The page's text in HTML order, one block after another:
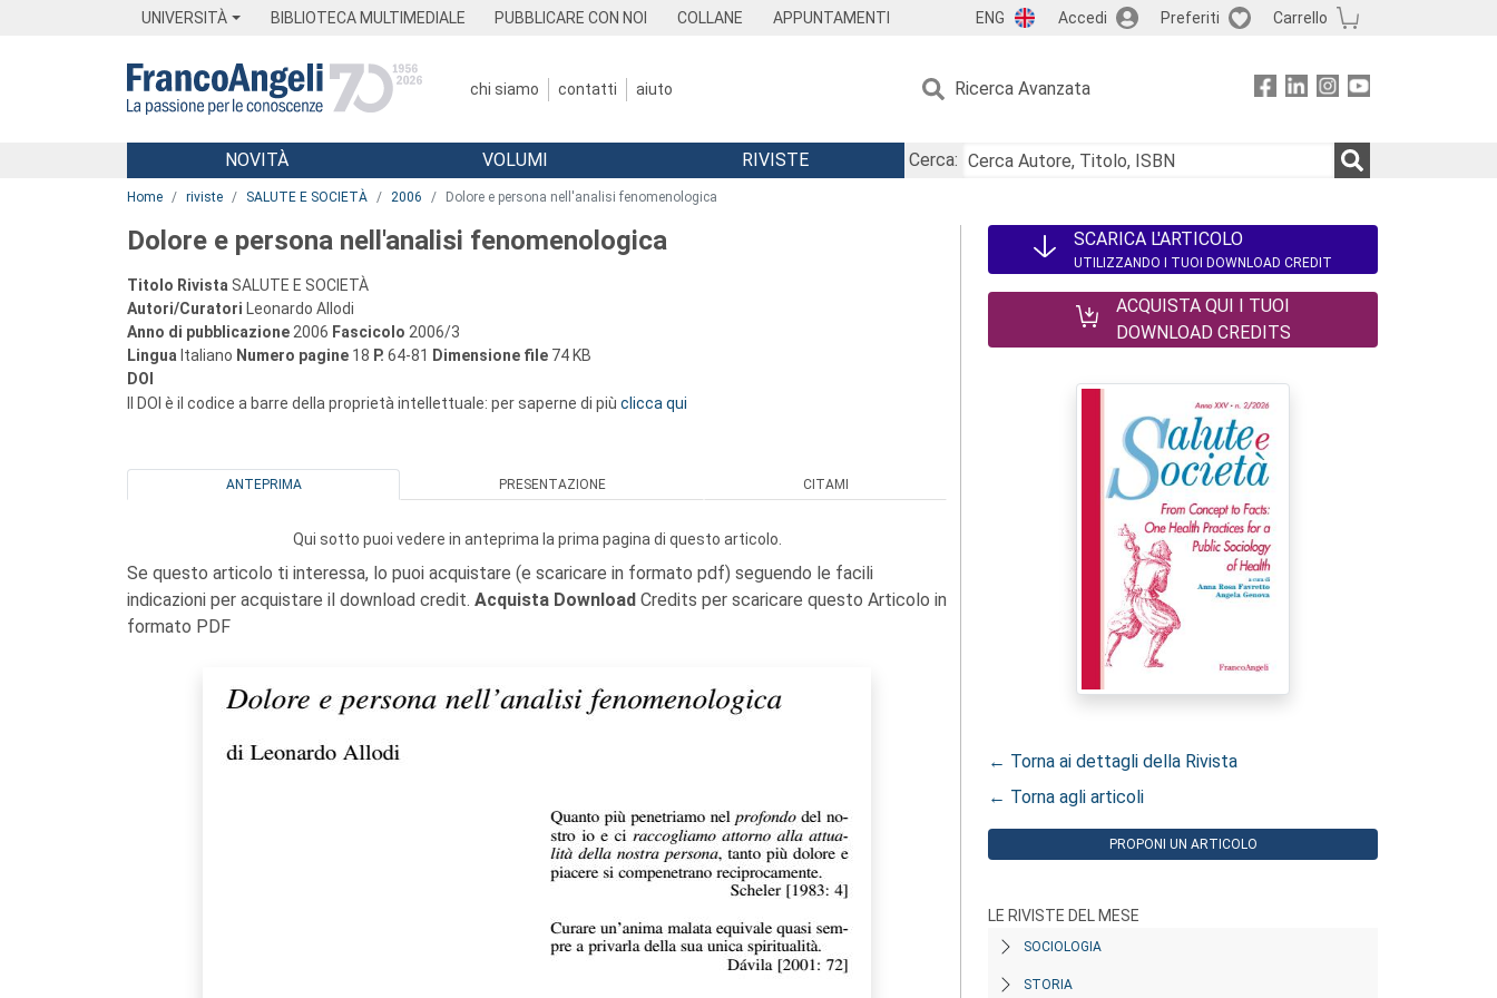
UNIVERSITÀ BIBLIOTECA MULTIMEDIALE PUBBLICARE CON NOI COLLANE APPUNTAMENTI ENG Accedi Preferiti Carrello
chi siamo contatti aiuto Ricerca Avanzata
Menu
NOVITÀ VOLUMI RIVISTE
Cerca:
Home riviste SALUTE E SOCIETÀ 2006 Dolore e persona nell'analisi fenomenologica
Dolore e persona nell'analisi fenomenologica
Titolo Rivista SALUTE E SOCIETÀ
Autori/Curatori Leonardo Allodi
Anno di pubblicazione 2006 Fascicolo 2006/3
Lingua Italiano Numero pagine 18 P. 64-81 Dimensione file 74 KB
DOI
Il DOI è il codice a barre della proprietà intellettuale: per saperne di più clicca qui
ANTEPRIMA PRESENTAZIONE CITAMI
Qui sotto puoi vedere in anteprima la prima pagina di questo articolo.
Se questo articolo ti interessa, lo puoi acquistare (e scaricare in formato pdf) seguendo le facili
indicazioni per acquistare il download credit. Acquista Download Credits per scaricare questo Articolo in
formato PDF
SCARICA L'ARTICOLO
UTILIZZANDO I TUOI DOWNLOAD CREDIT
ACQUISTA QUI I TUOI
DOWNLOAD CREDITS
← Torna ai dettagli della Rivista
← Torna agli articoli
PROPONI UN ARTICOLO
LE RIVISTE DEL MESE
SOCIOLOGIA
STORIA